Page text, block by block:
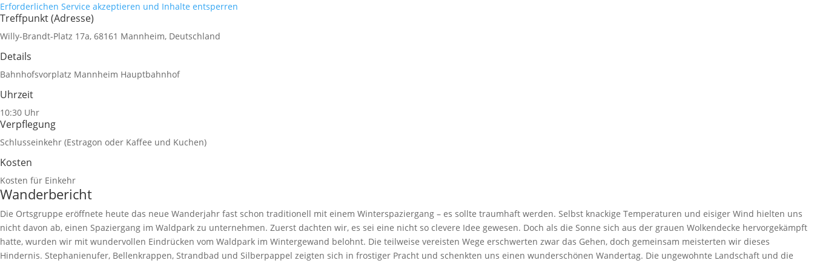
Erforderlichen Service akzeptieren und Inhalte entsperren
Treffpunkt (Adresse)
Willy-Brandt-Platz 17a, 68161 Mannheim, Deutschland
Details
Bahnhofsvorplatz Mannheim Hauptbahnhof
Uhrzeit
10:30 Uhr
Verpflegung
Schlusseinkehr (Estragon oder Kaffee und Kuchen)
Kosten
Kosten für Einkehr
Wanderbericht
Die Ortsgruppe eröffnete heute das neue Wanderjahr fast schon traditionell mit einem Winterspaziergang – es sollte traumhaft werden. Selbst knackige Temperaturen und eisiger Wind hielten uns
nicht davon ab, einen Spaziergang im Waldpark zu unternehmen. Zuerst dachten wir, es sei eine nicht so clevere Idee gewesen. Doch als die Sonne sich aus der grauen Wolkendecke hervorgekämpft
hatte, wurden wir mit wundervollen Eindrücken vom Waldpark im Wintergewand belohnt. Die teilweise vereisten Wege erschwerten zwar das Gehen, doch gemeinsam meisterten wir dieses
Hindernis. Stephanienufer, Bellenkrappen, Strandbad und Silberpappel zeigten sich in frostiger Pracht und schenkten uns einen wunderschönen Wandertag. Die ungewohnte Landschaft und die